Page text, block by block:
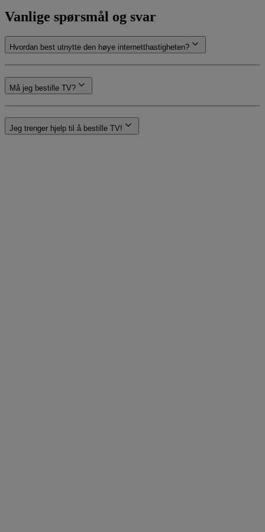
Vanlige spørsmål og svar
Hvordan best utnytte den høye internetthastigheten?
Må jeg bestille TV?
Jeg trenger hjelp til å bestille TV!